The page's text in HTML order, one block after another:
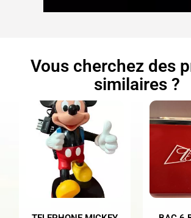
Vous cherchez des
similaires ?